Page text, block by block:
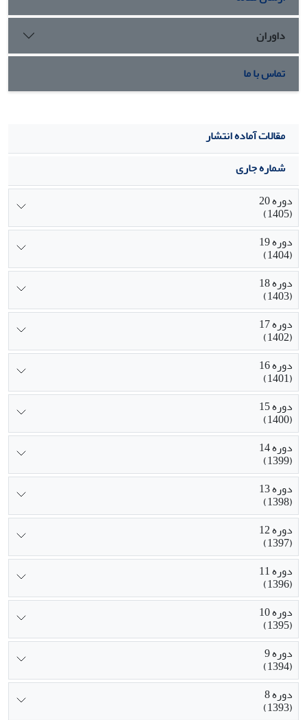
داوران
تماس با ما
مقالات آماده انتشار
شماره جاری
دوره 20
(1405)
دوره 19
(1404)
دوره 18
(1403)
دوره 17
(1402)
دوره 16
(1401)
دوره 15
(1400)
دوره 14
(1399)
دوره 13
(1398)
دوره 12
(1397)
دوره 11
(1396)
دوره 10
(1395)
دوره 9
(1394)
دوره 8
(1393)